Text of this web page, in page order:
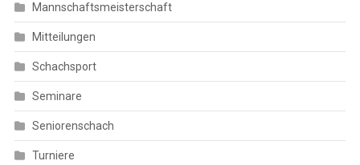
Mannschaftsmeisterschaft
Mitteilungen
Schachsport
Seminare
Seniorenschach
Turniere